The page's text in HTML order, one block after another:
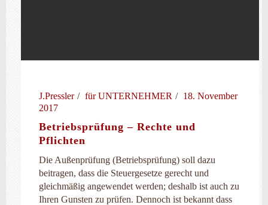
J.Pressler für UNTERNEHMER
18. November
2017
Betriebsprüfung – Rechte und
Pflichten
Die Außenprüfung (Betriebsprüfung) soll dazu
beitragen, dass die Steuergesetze gerecht und
gleichmäßig angewendet werden; deshalb ist auch zu
Ihren Gunsten zu prüfen. Dennoch ist bekannt dass